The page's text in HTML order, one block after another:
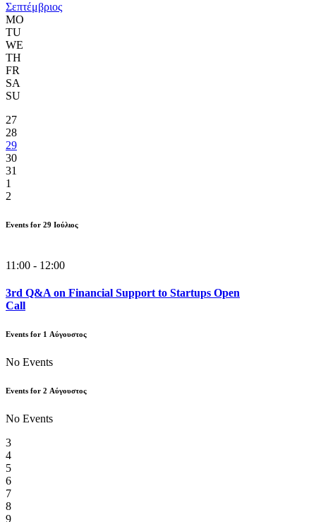
Σεπτέμβριος
MO
TU
WE
TH
FR
SA
SU
27
28
29
30
31
1
2
Events for 29 Ιούλιος
11:00 - 12:00
3rd Q&A on Financial Support to Startups Open
Call
Events for 1 Αύγουστος
No Events
Events for 2 Αύγουστος
No Events
3
4
5
6
7
8
9